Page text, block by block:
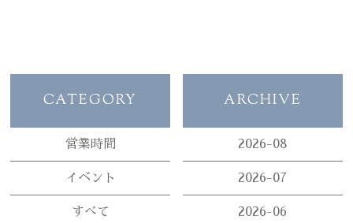
CATEGORY
営業時間
イベント
すべて
ARCHIVE
2026-08
2026-07
2026-06